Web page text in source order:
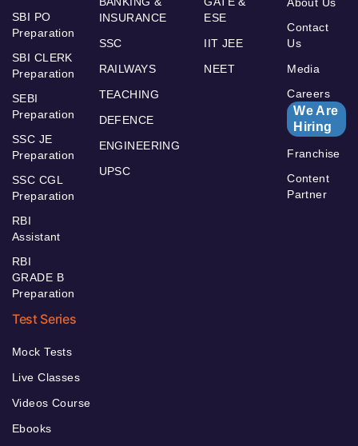
SBI PO
Preparation
SBI CLERK
Preparation
SEBI
Preparation
SSC JE
Preparation
SSC CGL
Preparation
RBI
Assistant
RBI
GRADE B
Preparation
INSURANCE
SSC
RAILWAYS
TEACHING
DEFENCE
ENGINEERING
UPSC
ESE
IIT JEE
NEET
Contact
Us
Media
Careers
We Are
Hiring
Franchise
Content
Partner
Test Series
Mock Tests
Live Classes
Videos Course
Ebooks